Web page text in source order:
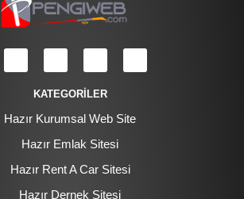
KATEGORİLER
Hazır Kurumsal Web Site
Hazır Emlak Sitesi
Hazır Rent A Car Sitesi
Hazır Dernek Sitesi